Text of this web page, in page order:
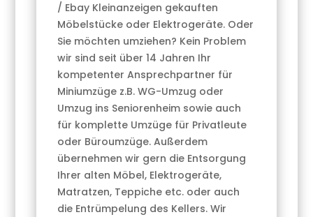
/ Ebay Kleinanzeigen gekauften
Möbelstücke oder Elektrogeräte. Oder
Sie möchten umziehen? Kein Problem
wir sind seit über 14 Jahren Ihr
kompetenter Ansprechpartner für
Miniumzüge z.B. WG-Umzug oder
Umzug ins Seniorenheim sowie auch
für komplette Umzüge für Privatleute
oder Büroumzüge. Außerdem
übernehmen wir gern die Entsorgung
Ihrer alten Möbel, Elektrogeräte,
Matratzen, Teppiche etc. oder auch
die Entrümpelung des Kellers. Wir